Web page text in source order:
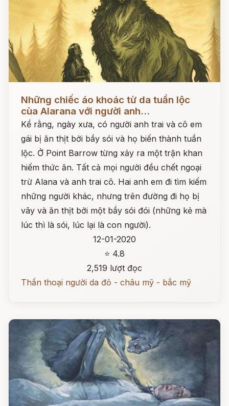
Những chiếc áo khoác từ da tuần lộc
cùa Alarana với người anh...
Kể rằng, ngày xưa, có người anh trai và cô em
gái bị ăn thịt bởi bầy sói và họ biến thành tuần
lộc. Ở Point Barrow từng xảy ra một trận khan
hiếm thức ăn. Tất cả mọi người đều chết ngoại
trừ Alana và anh trai cô. Hai anh em đi tìm kiếm
những người khác, nhưng trên đường đi họ bị
vây và ăn thịt bởi một bầy sói đói (những kẻ mà
lúc thì là sói, lúc lại là con người).
12-01-2020
⭐ 4.8
2,519 lượt đọc
Thần thoại người da đỏ - châu mỹ - bắc mỹ